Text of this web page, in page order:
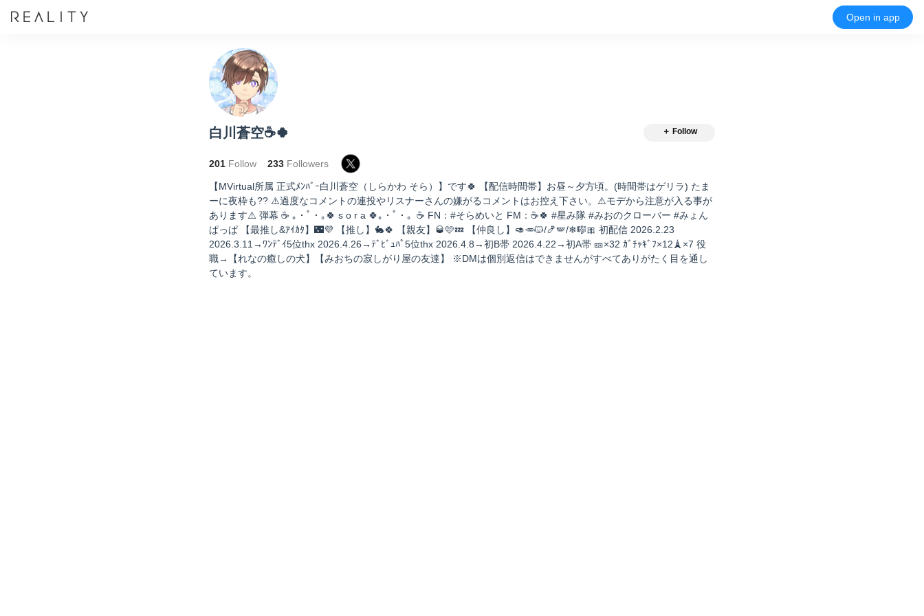
Open in app
白川蒼空☕️🍀 ＋ Follow
201 Follow 233 Followers
【MVirtual所属 正式ﾒﾝﾊﾞｰ白川蒼空（しらかわ そら）】です🍀 【配信時間帯】お昼～夕方頃。(時間帯はゲリラ) たま
ーに夜枠も?? ⚠️過度なコメントの連投やリスナーさんの嫌がるコメントはお控え下さい。⚠️モデから注意が入る事が
あります⚠️ 弾幕 ☕️ ｡・ﾟ・｡🍀 s o r a 🍀｡・ﾟ・。☕️ FN：#そらめいと FM：☕️🍀 #星み隊 #みおのクローバー #みょん
ぱっぱ 【最推し&ｱｲｶﾀ】🌃💜 【推し】🐇🍀 【親友】🥃🩷💤 【仲良し】🥑🥕🐱/🍤🪽/❄🎼🎀 初配信 2026.2.23
2026.3.11→ﾜﾝﾃﾞｲ5位thx 2026.4.26→ﾃﾞﾋﾞｭﾊﾟ5位thx 2026.4.8→初B帯 2026.4.22→初A帯 🎫×32 ｶﾞﾁｬｷﾞﾌ×12🗼×7 役
職→【れなの癒しの犬】【みおちの寂しがり屋の友達】 ※DMは個別返信はできませんがすべてありがたく目を通し
ています。